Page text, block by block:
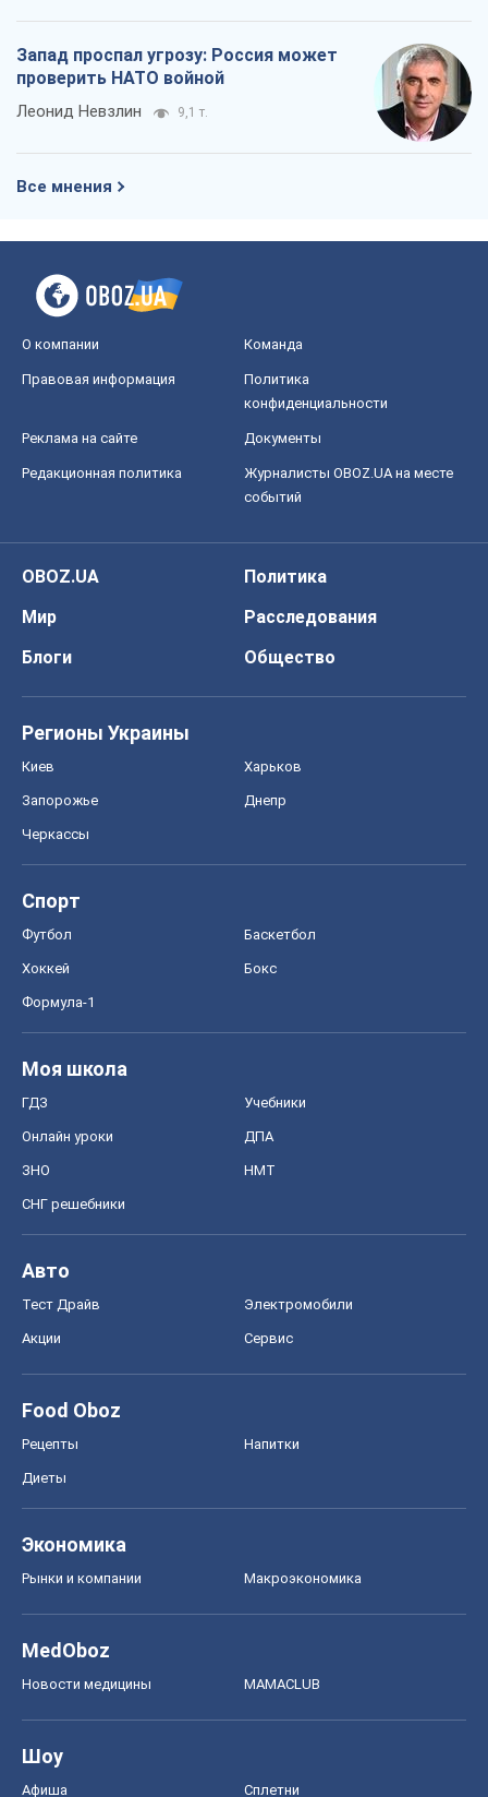
Запад проспал угрозу: Россия может
проверить НАТО войной
Леонид Невзлин 9,1 т.
Все мнения
О компании Команда
Правовая информация
Политика
конфиденциальности
Реклама на сайте Документы
Редакционная политика
Журналисты OBOZ.UA на месте
событий
OBOZ.UA
Политика
Мир
Расследования
Блоги
Общество
Регионы Украины
Киев Харьков
Запорожье Днепр
Черкассы
Спорт
Футбол Баскетбол
Хоккей Бокс
Формула-1
Моя школа
ГДЗ Учебники
Онлайн уроки ДПА
ЗНО НМТ
СНГ решебники
Авто
Тест Драйв Электромобили
Акции Сервис
Food Oboz
Рецепты Напитки
Диеты
Экономика
Рынки и компании Mакроэкономика
MedOboz
Новости медицины MAMACLUB
Шоу
Афиша Сплетни